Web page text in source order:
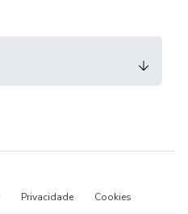
Privacidade Cookies